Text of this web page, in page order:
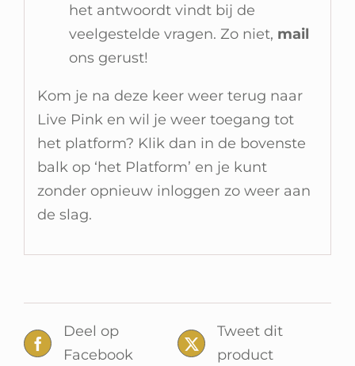
het antwoordt vindt bij de
veelgestelde vragen. Zo niet, mail
ons gerust!
Kom je na deze keer weer terug naar
Live Pink en wil je weer toegang tot
het platform? Klik dan in de bovenste
balk op ‘het Platform’ en je kunt
zonder opnieuw inloggen zo weer aan
de slag.
Deel op
Facebook
Tweet dit
product